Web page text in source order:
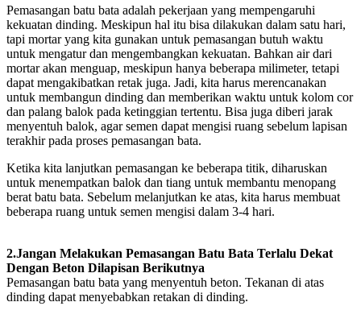
Pemasangan batu bata adalah pekerjaan yang mempengaruhi
kekuatan dinding. Meskipun hal itu bisa dilakukan dalam satu hari,
tapi mortar yang kita gunakan untuk pemasangan butuh waktu
untuk mengatur dan mengembangkan kekuatan. Bahkan air dari
mortar akan menguap, meskipun hanya beberapa milimeter, tetapi
dapat mengakibatkan retak juga. Jadi, kita harus merencanakan
untuk membangun dinding dan memberikan waktu untuk kolom cor
dan palang balok pada ketinggian tertentu. Bisa juga diberi jarak
menyentuh balok, agar semen dapat mengisi ruang sebelum lapisan
terakhir pada proses pemasangan bata.
Ketika kita lanjutkan pemasangan ke beberapa titik, diharuskan
untuk menempatkan balok dan tiang untuk membantu menopang
berat batu bata. Sebelum melanjutkan ke atas, kita harus membuat
beberapa ruang untuk semen mengisi dalam 3-4 hari.
2.Jangan Melakukan Pemasangan Batu Bata Terlalu Dekat
Dengan Beton Dilapisan Berikutnya
Pemasangan batu bata yang menyentuh beton. Tekanan di atas
dinding dapat menyebabkan retakan di dinding.